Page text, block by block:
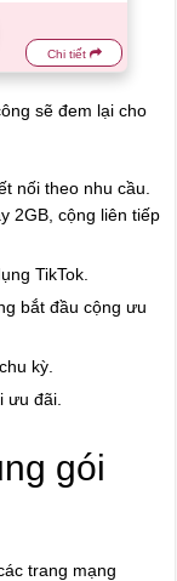
Chi tiết
sẽ đem lại cho
nối theo nhu cầu.
2GB, cộng liên tiếp
TikTok.
bắt đầu cộng ưu
kỳ.
ưu đãi.
gói
trang mạng